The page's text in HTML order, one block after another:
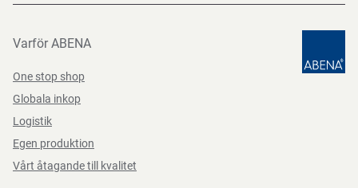
Varför ABENA
One stop shop
Globala inkop
Logistik
Egen produktion
Vårt åtagande till kvalitet